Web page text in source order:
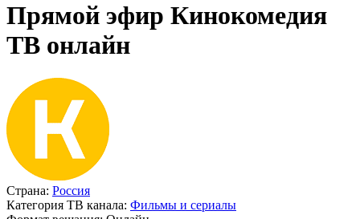
Прямой эфир Кинокомедия
ТВ онлайн
Страна: Россия
Категория ТВ канала: Фильмы и сериалы